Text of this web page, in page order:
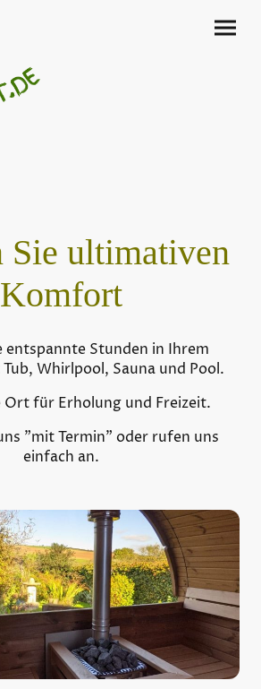
Sie ultimativen
Komfort
entspannte Stunden in Ihrem
Whirlpool, Sauna und Pool.
für Erholung und Freizeit.
"mit Termin" oder rufen uns
einfach an.